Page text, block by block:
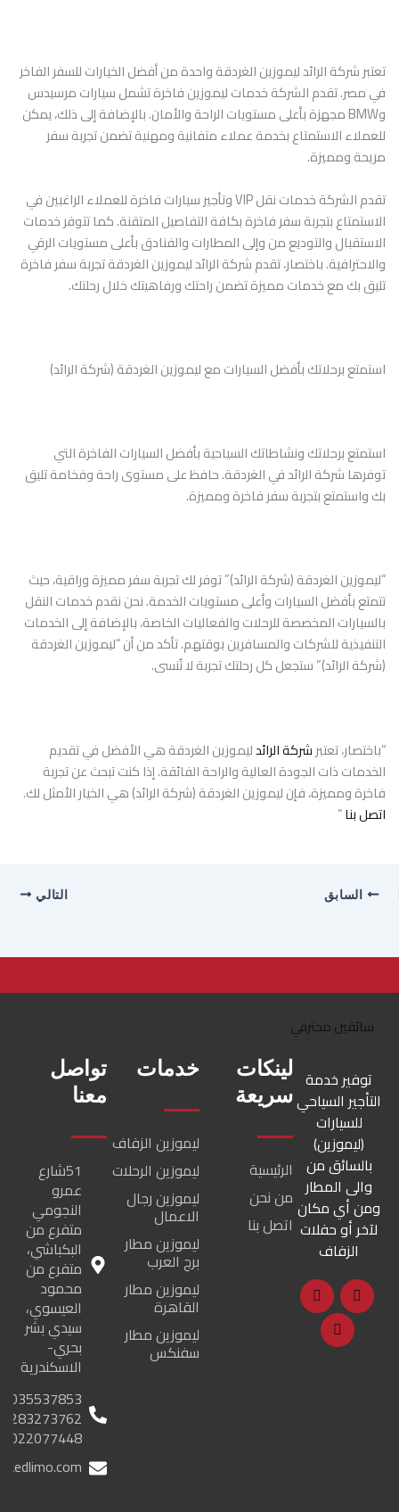
تعتبر شركة الرائد ليموزين الغردقة واحدة من أفضل الخيارات للسفر الفاخر
في مصر. تقدم الشركة خدمات ليموزين فاخرة تشمل سيارات مرسيدس
وBMW مجهزة بأعلى مستويات الراحة والأمان. بالإضافة إلى ذلك، يمكن
للعملاء الاستمتاع بخدمة عملاء متفانية ومهنية تضمن تجربة سفر
مريحة ومميزة.
تقدم الشركة خدمات نقل VIP وتأجير سيارات فاخرة للعملاء الراغبين في
الاستمتاع بتجربة سفر فاخرة بكافة التفاصيل المتقنة. كما تتوفر خدمات
الاستقبال والتوديع من وإلى المطارات والفنادق بأعلى مستويات الرقي
والاحترافية. باختصار، تقدم شركة الرائد ليموزين الغردقة تجربة سفر فاخرة
تليق بك مع خدمات مميزة تضمن راحتك ورفاهيتك خلال رحلتك.
استمتع برحلاتك بأفضل السيارات مع ليموزين الغردقة (شركة الرائد)
استمتع برحلاتك ونشاطاتك السياحية بأفضل السيارات الفاخرة التي
توفرها شركة الرائد في الغردقة. حافظ على مستوى راحة وفخامة تليق
بك واستمتع بتجربة سفر فاخرة ومميزة.
“ليموزين الغردقة (شركة الرائد)” توفر لك تجربة سفر مميزة وراقية، حيث
تتمتع بأفضل السيارات وأعلى مستويات الخدمة. نحن نقدم خدمات النقل
بالسيارات المخصصة للرحلات والفعاليات الخاصة، بالإضافة إلى الخدمات
التنفيذية للشركات والمسافرين بوقتهم. تأكد من أن “ليموزين الغردقة
(شركة الرائد)” ستجعل كل رحلتك تجربة لا تُنسى.
“باختصار، تعتبرشركة الرائدليموزين الغردقة هي الأفضل في تقديم
الخدمات ذات الجودة العالية والراحة الفائقة. إذا كنت تبحث عن تجربة
فاخرة ومميزة، فإن ليموزين الغردقة (شركة الرائد) هي الخيار الأمثل لك.
اتصل بنا“
السابق التالي
توفير خدمة
التأجير السياحي
للسيارات
(ليموزين)
بالسائق من
والى المطار
ومن أي مكان
لآخر أو حفلات
الزفاف
لينكات
سريعة
الرئيسية
من نحن
اتصل بنا
خدمات
ليموزين الزفاف
ليموزين الرحلات
ليموزين رجال
الاعمال
ليموزين مطار
برج العرب
ليموزين مطار
القاهرة
ليموزين مطار
سفنكس
تواصل
معنا
51شارع
عمرو
النجومي
متفرع من
البكباشي،
متفرع من
محمود
العيسوي،
سيدي بشر
بحري-
الاسكندرية
035537853